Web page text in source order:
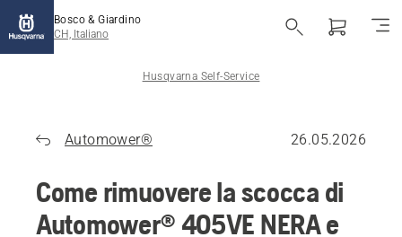
Bosco & Giardino
CH, Italiano
Husqvarna Self-Service
Automower® 26.05.2026
Come rimuovere la scocca di
Automower® 405VE NERA e